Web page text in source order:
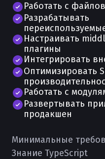
Работать с
Разрабатывать
Настраивать
плагины
Интегрировать
Оптимизировать
Работать с
Развертывать
продакшен
Минимальные
Знание TypeScript